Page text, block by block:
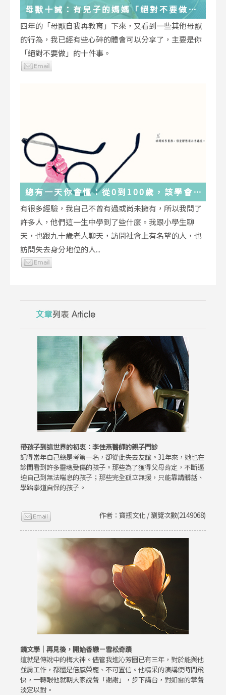
母獸十誡：有兒子的媽媽「絕對不要做」
的十件事
四年的「母獸自我再教育」下來，又看到一些其他母獸
的行為，我已經有些心碎的體會可以分享了，主要是你
「絕對不要做」的十件事。
總有一天你會懂：從0到100歲，該學會
的人生大事，都在這些生活的小事裡了
有很多經驗，我自己不曾有過或尚未擁有，所以我問了
許多人，他們這一生中學到了些什麼。我跟小學生聊
天，也跟九十歲老人聊天，訪問社會上有名望的人，也
訪問失去身分地位的人...
帶孩子到這世界的初衷：李佳燕醫師的親子門診
記得當年自己總是考第一名，卻從此失去友誼。31年來，她也在
診間看到許多靈魂受傷的孩子。那些為了獲得父母肯定，不斷逼
迫自己到無法喘息的孩子；那些完全孤立無援，只能靠講髒話、
學跆拳道自保的孩子。
作者：寶瓶文化 / 瀏覽次數(2149068)
鏡文學｜再見後，開始香戀－雪松奇蹟
這就是傳說中的梅大神。儘管我進沁芳園已有三年，對於能與他
並肩工作，都還是倍感榮寵、不可置信。他精采的演講使時間飛
快，一轉眼他就朝大家說聲「謝謝」，步下講台，對如雷的掌聲
淡定以對。